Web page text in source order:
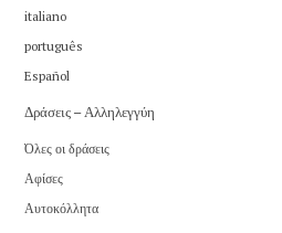
italiano
português
Español
Δράσεις – Αλληλεγγύη
Όλες οι δράσεις
Αφίσες
Αυτοκόλλητα